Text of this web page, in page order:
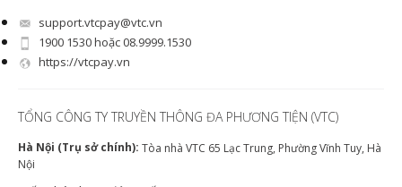
support.vtcpay@vtc.vn
1900 1530 hoặc 08.9999.1530
https://vtcpay.vn
TỔNG CÔNG TY TRUYỀN THÔNG ĐA PHƯƠNG TIỆN (VTC)
Hà Nội (Trụ sở chính): Tòa nhà VTC 65 Lạc Trung, Phường Vĩnh Tuy, Hà
Nội